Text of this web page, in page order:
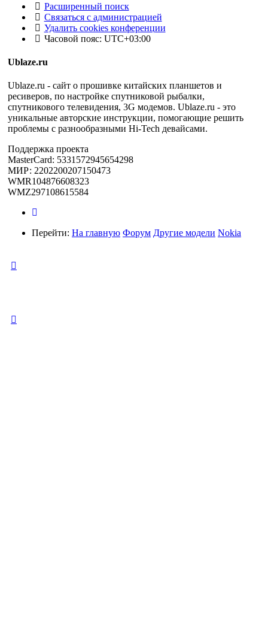
Расширенный поиск
Связаться с администрацией
Удалить cookies конференции
Часовой пояс: UTC+03:00
Ublaze.ru
Ublaze.ru - сайт о прошивке китайских планшетов и
ресиверов, по настройке спутниковой рыбалки,
спутникового телевидения, 3G модемов. Ublaze.ru - это
уникальные авторские инструкции, помогающие решить
проблемы с разнообразными Hi-Tech девайсами.
Поддержка проекта
MasterCard: 5331572945654298
МИР: 2202200207150473
WMR104876608323
WMZ297108615584
Перейти: На главную Форум Другие модели Nokia